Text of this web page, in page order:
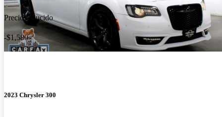
Precio reducido
-$1,580
2023 Chrysler 300